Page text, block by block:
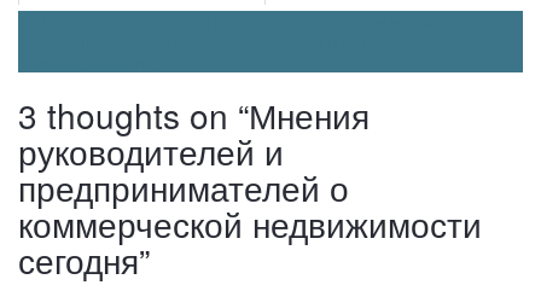
Навигация
по
записям
3 thoughts on “Мнения
руководителей и
предпринимателей о
коммерческой недвижимости
сегодня”